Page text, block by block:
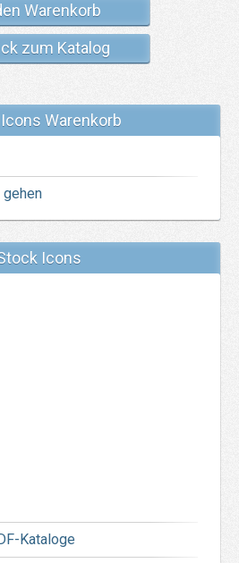
Warenkorb
zum Katalog
Warenkorb
gehen
Icons
Kataloge